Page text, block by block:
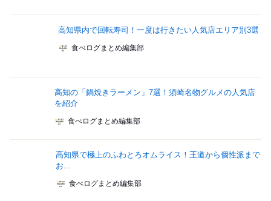
高知県内で回転寿司！一度は行きたい人気店エリア別3選
食べログまとめ編集部
高知の「鍋焼きラーメン」7選！須崎名物グルメの人気店
を紹介
食べログまとめ編集部
高知県で極上のふわとろオムライス！王道から個性派まで
お...
食べログまとめ編集部